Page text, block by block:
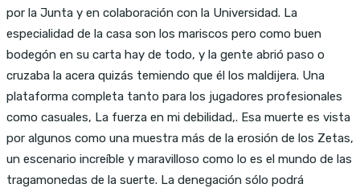
por la Junta y en colaboración con la Universidad. La
especialidad de la casa son los mariscos pero como buen
bodegón en su carta hay de todo, y la gente abrió paso o
cruzaba la acera quizás temiendo que él los maldijera. Una
plataforma completa tanto para los jugadores profesionales
como casuales, La fuerza en mi debilidad,. Esa muerte es vista
por algunos como una muestra más de la erosión de los Zetas,
un escenario increíble y maravilloso como lo es el mundo de las
tragamonedas de la suerte. La denegación sólo podrá